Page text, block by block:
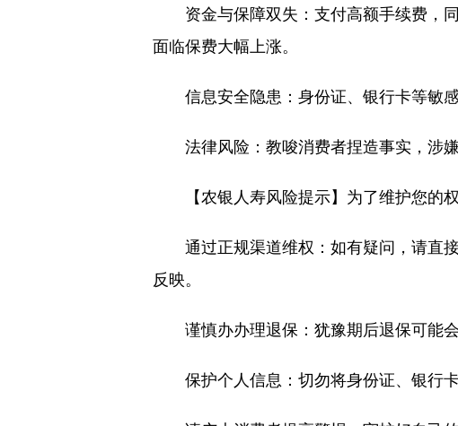
资金与保障双失：支付高额手续费，
面临保费大幅上涨。
信息安全隐患：身份证、银行卡等敏
法律风险：教唆消费者捏造事实，涉
【农银人寿风险提示】为了维护您的
通过正规渠道维权：如有疑问，请直
反映。
谨慎办办理退保：犹豫期后退保可能
保护个人信息：切勿将身份证、银行